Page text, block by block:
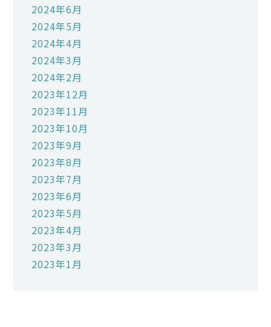
2024年6月
2024年5月
2024年4月
2024年3月
2024年2月
2023年12月
2023年11月
2023年10月
2023年9月
2023年8月
2023年7月
2023年6月
2023年5月
2023年4月
2023年3月
2023年1月